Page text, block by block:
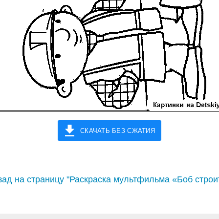
СКАЧАТЬ БЕЗ СЖАТИЯ
на страницу "Раскраска мультфильма «Боб